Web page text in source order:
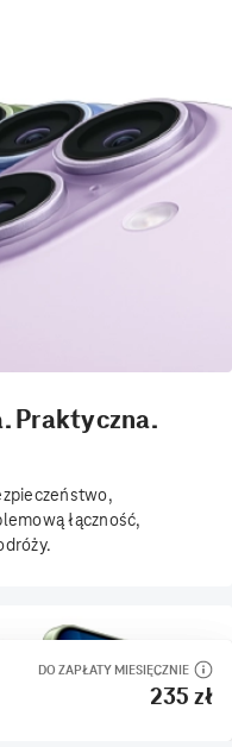
DO ZAPŁATY MIESIĘCZNIE
235 zł